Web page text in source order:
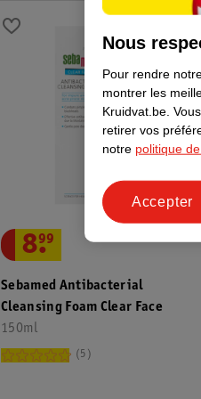
Sebamed Antibacterial
Cleansing Foam Clear Face
150ml
8.
99
5
Nous
Pour rendre
montrer les
Kruidvat.be.
retirer vos
notre politique
Accepter